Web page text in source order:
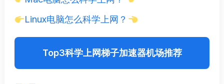
Linux电脑怎么科学上网？
Top3科学上网梯子加速器机场推荐